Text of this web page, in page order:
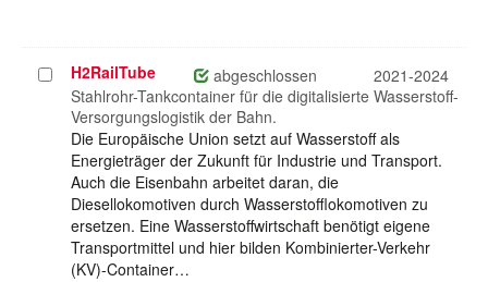
Projekt
auswählen
H2RailTube abgeschlossen
2021-2024
Stahlrohr-Tankcontainer für die digitalisierte Wasserstoff-
Versorgungslogistik der Bahn.
Die Europäische Union setzt auf Wasserstoff als
Energieträger der Zukunft für Industrie und Transport.
Auch die Eisenbahn arbeitet daran, die
Diesellokomotiven durch Wasserstofflokomotiven zu
ersetzen. Eine Wasserstoffwirtschaft benötigt eigene
Transportmittel und hier bilden Kombinierter-Verkehr
(KV)-Container…